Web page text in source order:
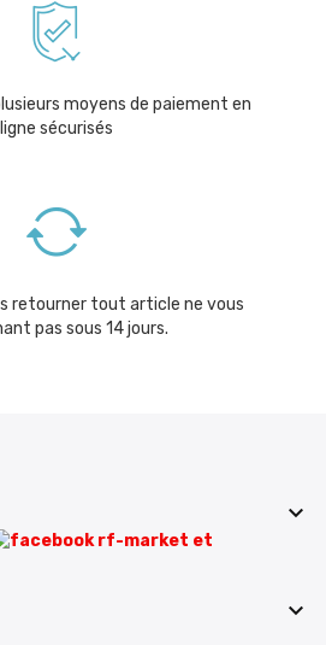
moyens de paiement en
ligne sécurisés
retourner tout article ne vous
pas sous 14 jours.

et
